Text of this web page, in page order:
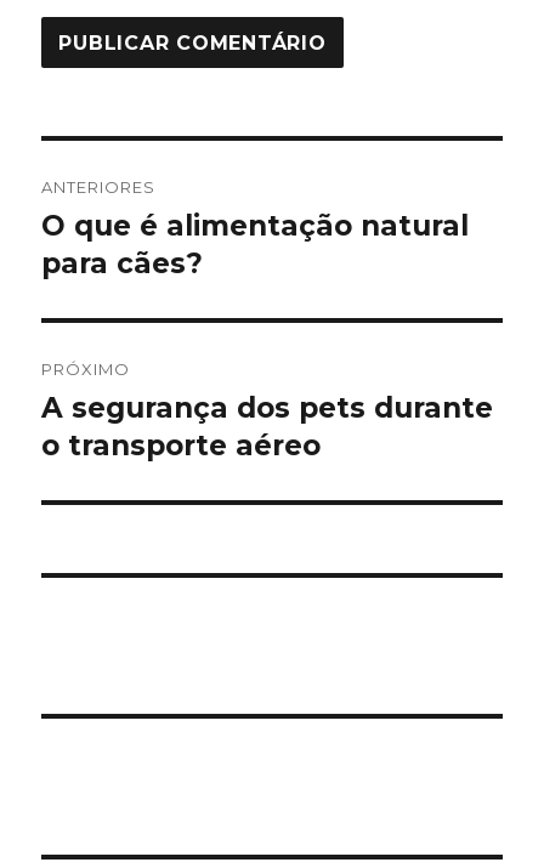
de
Post
ANTERIORES
Post
anterior:
O que é alimentação natural
para cães?
PRÓXIMO
Próximo
post:
A segurança dos pets durante
o transporte aéreo